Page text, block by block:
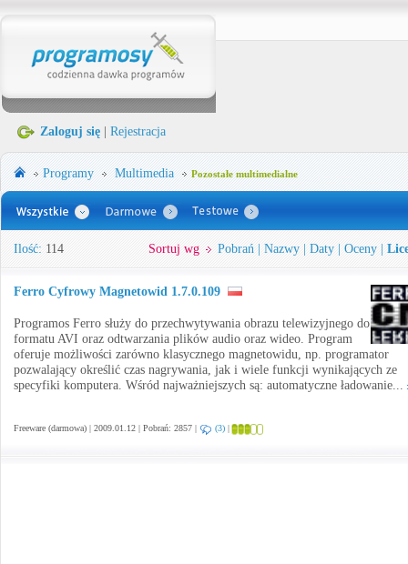
Zaloguj się Rejestracja
Programy Multimedia Pozostałe multimedialne
Ilość: 114 Sortuj wg Pobrań Nazwy Daty Oceny
Ferro Cyfrowy Magnetowid 1.7.0.109
Programos Ferro służy do przechwytywania obrazu telewizyjnego do
formatu AVI oraz odtwarzania plików audio oraz wideo. Program
oferuje możliwości zarówno klasycznego magnetowidu, np. programator
pozwalający określić czas nagrywania, jak i wiele funkcji wynikających ze
specyfiki komputera. Wśród najważniejszych są: automatyczne ładowanie...
Freeware (darmowa) | 2009.01.12 | Pobrań: 2857 | (3) |